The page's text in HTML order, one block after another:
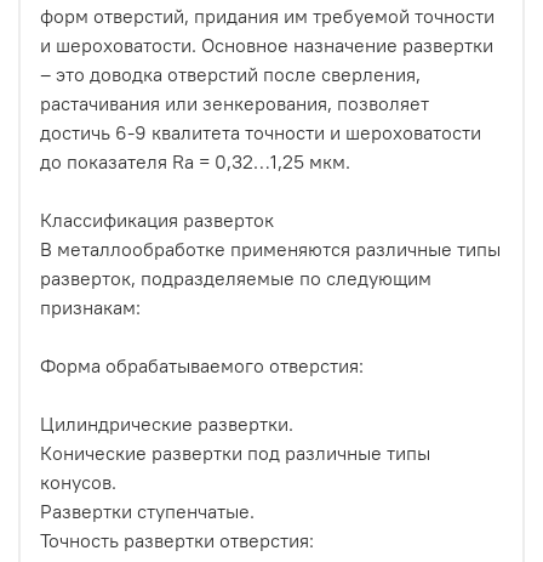
форм отверстий, придания им требуемой точности
и шероховатости. Основное назначение развертки
– это доводка отверстий после сверления,
растачивания или зенкерования, позволяет
достичь 6-9 квалитета точности и шероховатости
до показателя Ra = 0,32…1,25 мкм.
Классификация разверток
В металлообработке применяются различные типы
разверток, подразделяемые по следующим
признакам:
Форма обрабатываемого отверстия:
Цилиндрические развертки.
Конические развертки под различные типы
конусов.
Развертки ступенчатые.
Точность развертки отверстия: